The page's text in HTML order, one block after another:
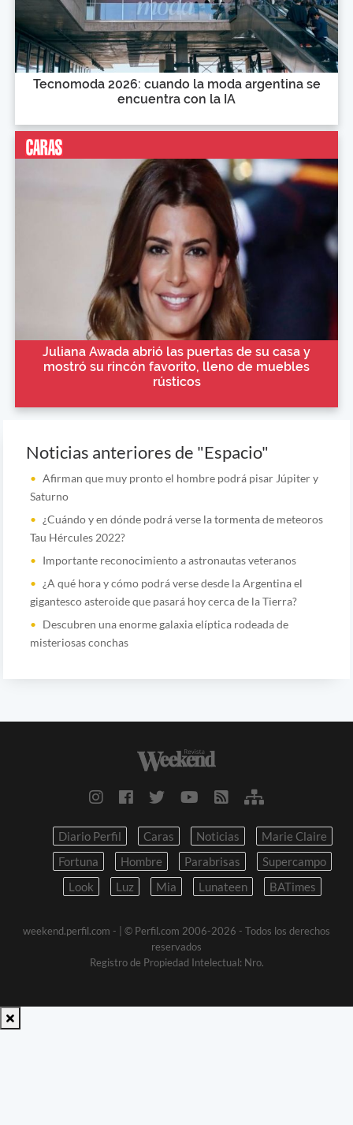
Tecnomoda 2026: cuando la moda argentina se
encuentra con la IA
Juliana Awada abrió las puertas de su casa y
mostró su rincón favorito, lleno de muebles
rústicos
Noticias anteriores de "Espacio"
Afirman que muy pronto el hombre podrá pisar Júpiter y
Saturno
¿Cuándo y en dónde podrá verse la tormenta de meteoros
Tau Hércules 2022?
Importante reconocimiento a astronautas veteranos
¿A qué hora y cómo podrá verse desde la Argentina el
gigantesco asteroide que pasará hoy cerca de la Tierra?
Descubren una enorme galaxia elíptica rodeada de
misteriosas conchas
Diario Perfil Caras Noticias
Marie Claire
Fortuna
Hombre Parabrisas
Supercampo
Look
Luz Mia Lunateen BATimes
weekend.perfil.com - | © Perfil.com 2006-2026 - Todos los derechos
reservados
Registro de Propiedad Intelectual: Nro.